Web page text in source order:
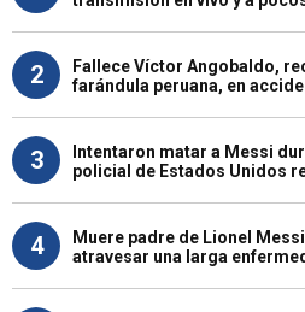
2
Fallece Víctor Angobaldo,
farándula peruana, en
3
Intentaron matar a Messi
policial de Estados Unidos
4
Muere padre de Lionel
atravesar una larga